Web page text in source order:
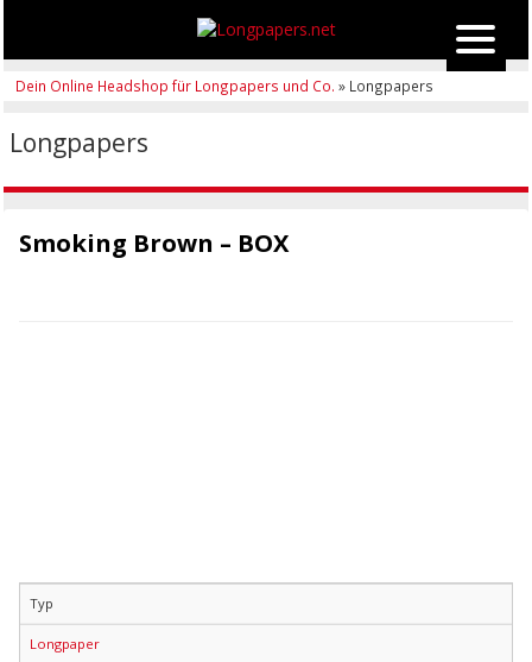
Dein Online Headshop für Longpapers und Co. » Longpapers
Longpapers
Smoking Brown – BOX
Typ
Longpaper